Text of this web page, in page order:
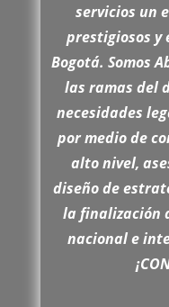
servicios un
prestigiosos y
Bogotá. Somos
las ramas del
necesidades
por medio de
alto nivel,
diseño de
la finalización
nacional e